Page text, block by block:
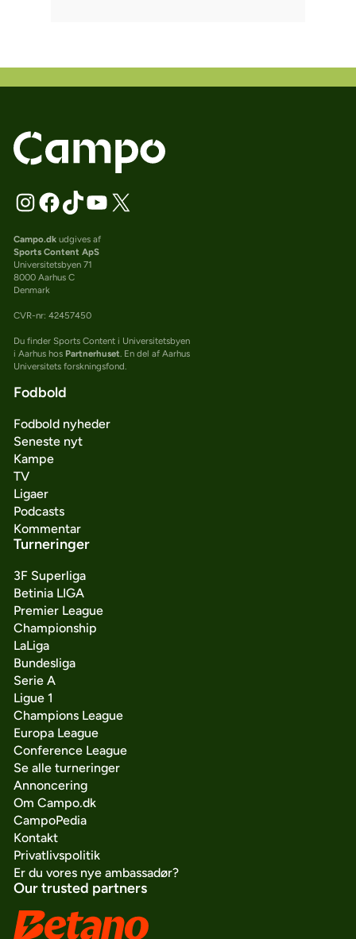
Campo.dkudgives af
Sports Content ApS
Universitetsbyen 71
8000 Aarhus C
Denmark
CVR-nr: 42457450
Du finder Sports Content i Universitetsbyen
i Aarhus hos Partnerhuset. En del af Aarhus
Universitets forskningsfond.
Fodbold
Fodbold nyheder
Seneste nyt
Kampe
TV
Ligaer
Podcasts
Kommentar
Turneringer
3F Superliga
Betinia LIGA
Premier League
Championship
LaLiga
Bundesliga
Serie A
Ligue 1
Champions League
Europa League
Conference League
Se alle turneringer
Annoncering
Om Campo.dk
CampoPedia
Kontakt
Privatlivspolitik
Er du vores nye ambassadør?
Our trusted partners